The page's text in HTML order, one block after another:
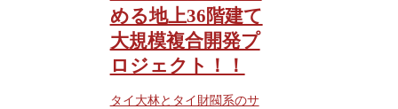
める地上36階建て
大規模複合開発プ
ロジェクト！！
タイ大林とタイ財閥系のサ